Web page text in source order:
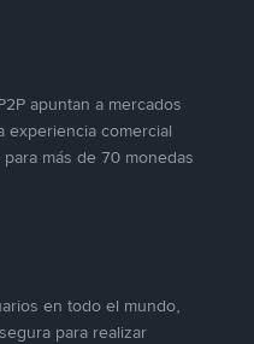
apuntan a mercados
experiencia comercial
más de 70 monedas
en todo el mundo,
para realizar